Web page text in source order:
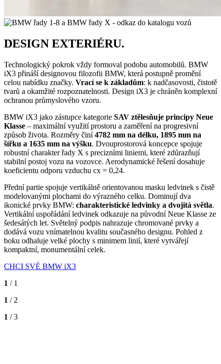
DESIGN EXTERIÉRU.
Technologický pokrok vždy formoval podobu automobilů. BMW
iX3 přináší designovou filozofii BMW, která postupně promění
celou nabídku značky. Vrací se k základům: k nadčasovosti, čistotě
tvarů a okamžité rozpoznatelnosti. Design iX3 je chráněn komplexní
ochranou průmyslového vzoru.
BMW iX3 jako zástupce kategorie SAV ztělesňuje principy Neue
Klasse – maximální využití prostoru a zaměření na progresivní
způsob života. Rozměry činí4782 mm na délku, 1895 mm na
šířku a 1635 mm na výšku. Dvouprostorová koncepce spojuje
robustní charakter řady X s precizními liniemi, které zdůrazňují
stabilní postoj vozu na vozovce. Aerodynamické řešení dosahuje
koeficientu odporu vzduchu cx = 0,24.
Přední partie spojuje vertikálně orientovanou masku ledvinek s čistě
modelovanými plochami do výrazného celku. Dominují dva
ikonické prvky BMW: charakteristické ledvinky a dvojitá světla.
Vertikální uspořádání ledvinek odkazuje na původní Neue Klasse ze
šedesátých let. Světelný podpis nahrazuje chromované prvky a
dodává vozu vnímatelnou kvalitu současného designu. Pohled z
boku odhaluje velké plochy s minimem linií, které vytvářejí
kompaktní, monumentální celek.
CHCI SVÉ BMW iX3
1 / 1
1 / 2
1 / 3